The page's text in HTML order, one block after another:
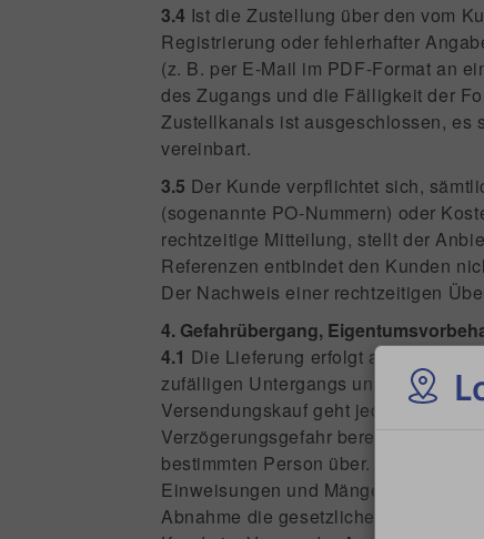
3.4 Ist die Zustellung über den vom
Registrierung oder fehlerhafter
(z. B. per E-Mail im PDF-Format an
des Zugangs und die Fälligkeit der
Zustellkanals ist ausgeschlossen, es
vereinbart.
3.5 Der Kunde verpflichtet sich,
(sogenannte PO-Nummern) oder
rechtzeitige Mitteilung, stellt der
Referenzen entbindet den Kunden
Der Nachweis einer rechtzeitigen
4. Gefahrübergang,
4.1 Die Lieferung erfolgt ab der im
zufälligen Untergangs und der
Versendungskauf geht jedoch die
Verzögerungsgefahr bereits mit
bestimmten Person über. Soweit
Einweisungen und Mängelbehebung
Abnahme die gesetzlichen